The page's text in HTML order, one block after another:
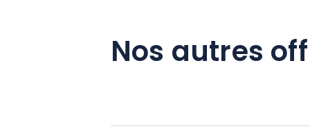
Nos autres